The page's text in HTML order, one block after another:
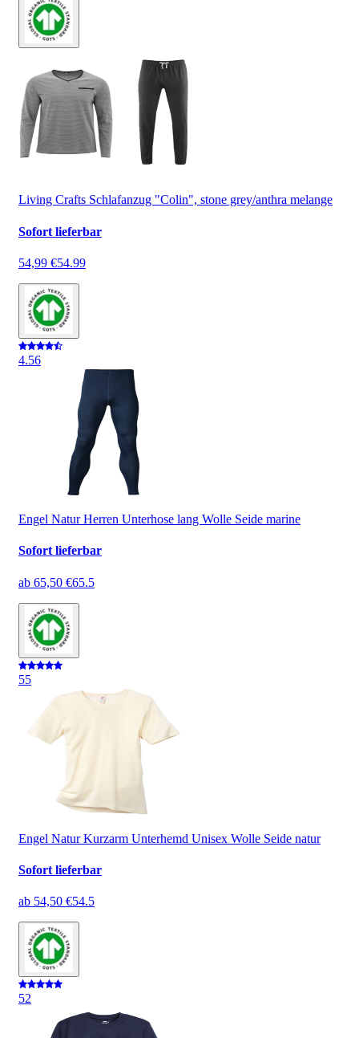
Living Crafts Schlafanzug "Colin", stone grey/anthra melange
Sofort lieferbar
54,99 €54.99
4.56
Engel Natur Herren Unterhose lang Wolle Seide marine
Sofort lieferbar
ab 65,50 €65.5
55
Engel Natur Kurzarm Unterhemd Unisex Wolle Seide natur
Sofort lieferbar
ab 54,50 €54.5
52